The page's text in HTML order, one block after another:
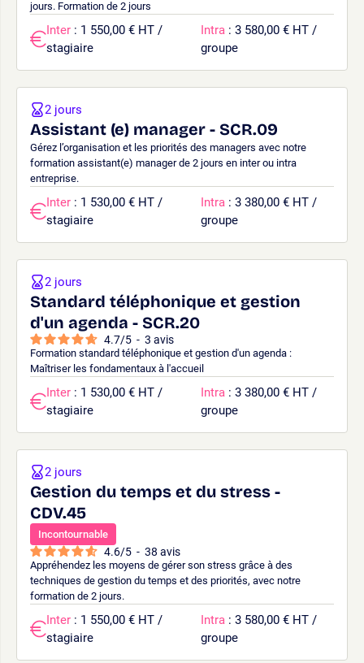
jours. Formation de 2 jours
Inter : 1 550,00 € HT /
stagiaire
Intra : 3 580,00 € HT /
groupe
Assistant (e) manager - SCR.09
Gérez l’organisation et les priorités des managers avec notre
formation assistant(e) manager de 2 jours en inter ou intra
entreprise.
2 jours
Inter : 1 530,00 € HT /
stagiaire
Intra : 3 380,00 € HT /
groupe
Standard téléphonique et gestion
d'un agenda - SCR.20
4.7/5 - 3 avis
Formation standard téléphonique et gestion d'un agenda :
Maîtriser les fondamentaux à l'accueil
2 jours
Inter : 1 530,00 € HT /
stagiaire
Intra : 3 380,00 € HT /
groupe
Gestion du temps et du stress -
CDV.45
Incontournable
4.6/5 - 38 avis
Appréhendez les moyens de gérer son stress grâce à des
techniques de gestion du temps et des priorités, avec notre
formation de 2 jours.
2 jours
Inter : 1 550,00 € HT /
stagiaire
Intra : 3 580,00 € HT /
groupe